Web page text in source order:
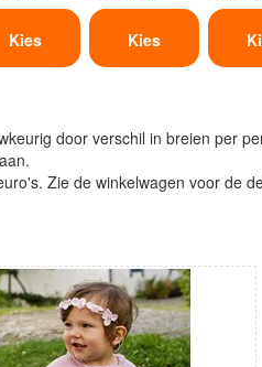
Kies Kies
door verschil in breien per
Zie de winkelwagen voor de